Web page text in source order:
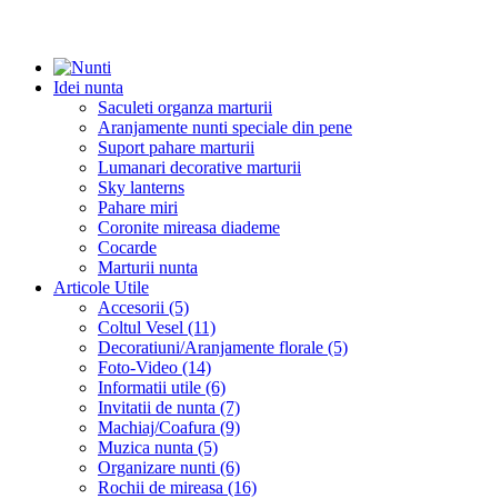
Idei nunta
Saculeti organza marturii
Aranjamente nunti speciale din pene
Suport pahare marturii
Lumanari decorative marturii
Sky lanterns
Pahare miri
Coronite mireasa diademe
Cocarde
Marturii nunta
Articole Utile
Accesorii (5)
Coltul Vesel (11)
Decoratiuni/Aranjamente florale (5)
Foto-Video (14)
Informatii utile (6)
Invitatii de nunta (7)
Machiaj/Coafura (9)
Muzica nunta (5)
Organizare nunti (6)
Rochii de mireasa (16)